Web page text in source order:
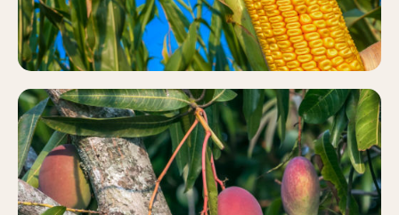
MANGO